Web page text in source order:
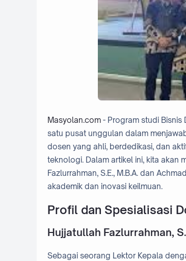
Masyolan.com - Program studi Bisnis
satu pusat unggulan dalam
dosen yang ahli, berdedikasi, dan
teknologi. Dalam artikel ini, kita akan
Fazlurrahman, S.E., M.B.A. dan
akademik dan inovasi keilmuan.
Profil dan Spesialisasi
Hujjatullah Fazlurrahman,
Sebagai seorang Lektor Kepala